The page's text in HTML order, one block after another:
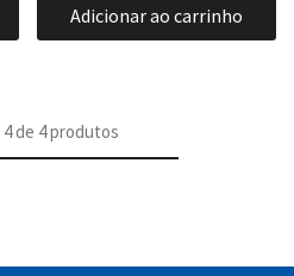
Adicionar ao carrinho
4de 4produtos